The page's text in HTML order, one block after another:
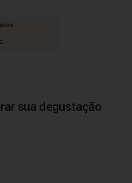
sua degustação